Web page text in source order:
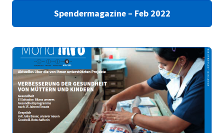
Spendermagazine – Feb 2022